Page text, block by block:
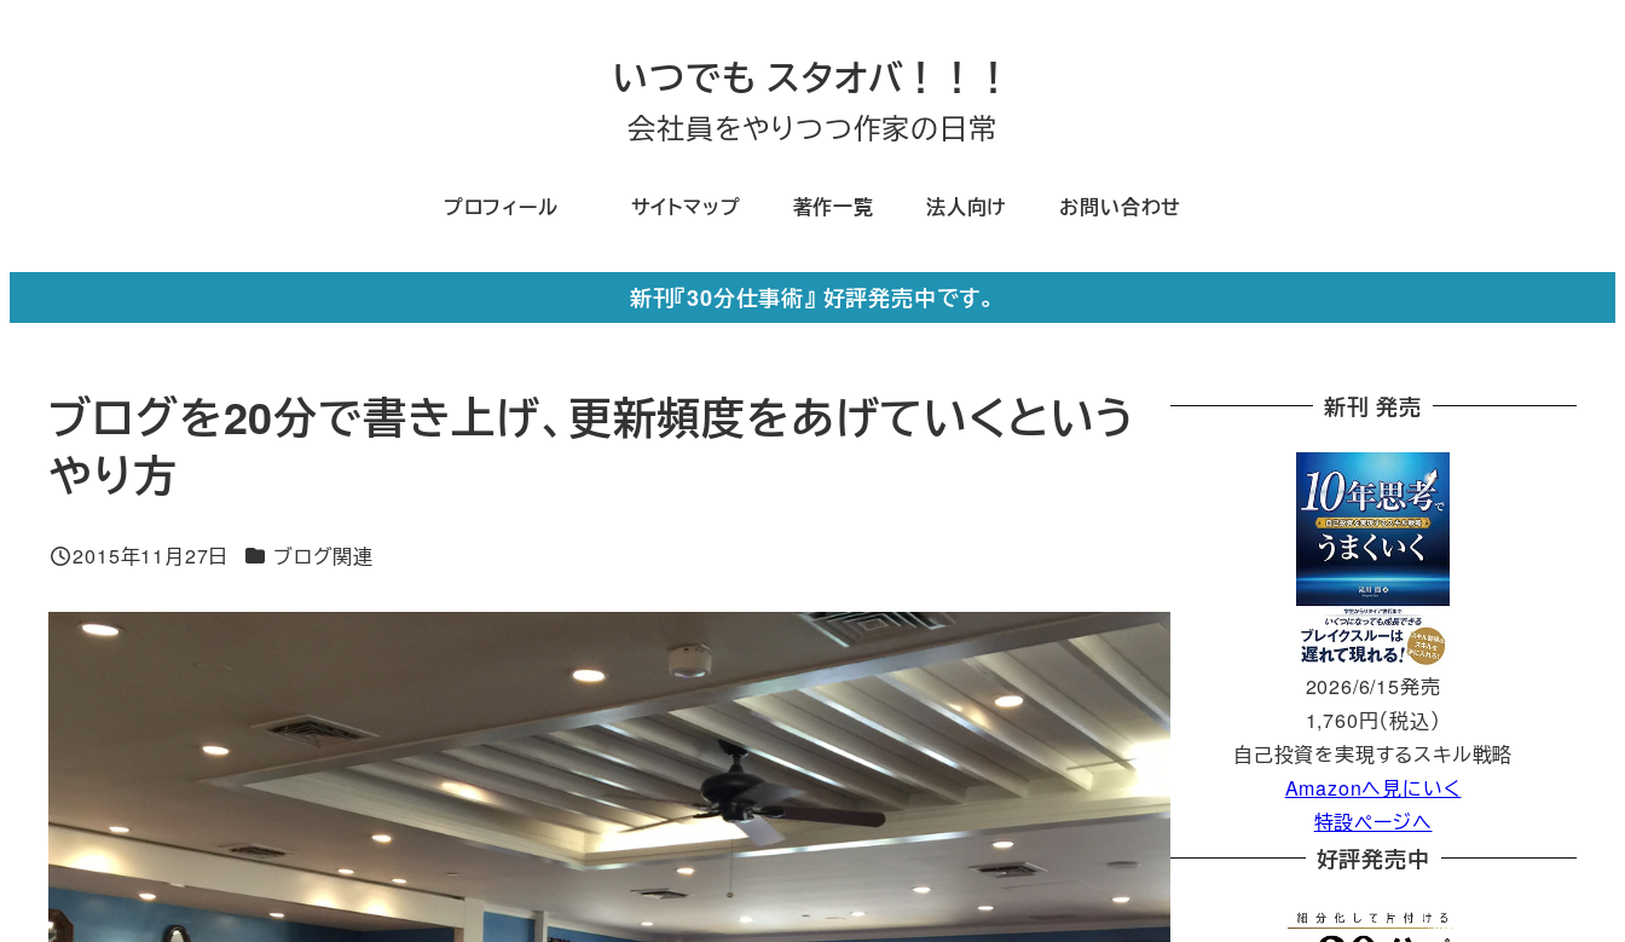
いつでも スタオバ！！！
会社員をやりつつ作家の日常
プロフィール サイトマップ 著作一覧 法人向け お問い合わせ
新刊『30分仕事術』 好評発売中です。
ブログを20分で書き上げ、更新頻度をあげていくという
やり方
投稿日
2015年11月27日 カテゴリー
ブログ関連
新刊 発売
2026/6/15発売
1,760円（税込）
自己投資を実現するスキル戦略
Amazonへ見にいく
特設ページへ
好評発売中